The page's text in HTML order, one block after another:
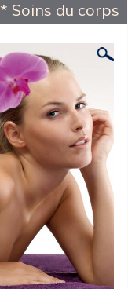
* Soins du corps